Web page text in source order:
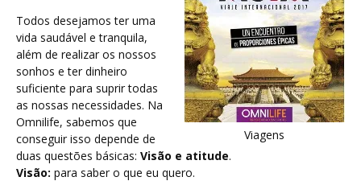
Viagens
Todos desejamos ter uma
vida saudável e tranquila,
além de realizar os nossos
sonhos e ter dinheiro
suficiente para suprir todas
as nossas necessidades. Na
Omnilife, sabemos que
conseguir isso depende de
duas questões básicas: Visão e atitude.
Visão: para saber o que eu quero.